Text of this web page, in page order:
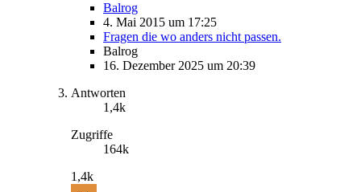
Balrog
4. Mai 2015 um 17:25
Fragen die wo anders nicht passen.
Balrog
16. Dezember 2025 um 20:39
Antworten
1,4k
Zugriffe
164k
1,4k